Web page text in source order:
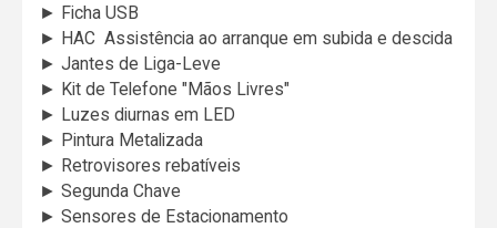
► Ficha USB
► HAC  Assistência ao arranque em subida e descida
► Jantes de Liga-Leve
► Kit de Telefone "Mãos Livres"
► Luzes diurnas em LED
► Pintura Metalizada
► Retrovisores rebatíveis
► Segunda Chave
► Sensores de Estacionamento